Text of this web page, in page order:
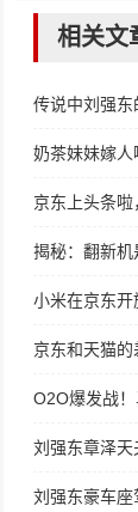
相关文
传说中刘强
奶茶妹妹嫁
京东上头条
揭秘：翻新机
小米在京东
京东和天猫
O2O爆发战
刘强东章泽
刘强东豪车